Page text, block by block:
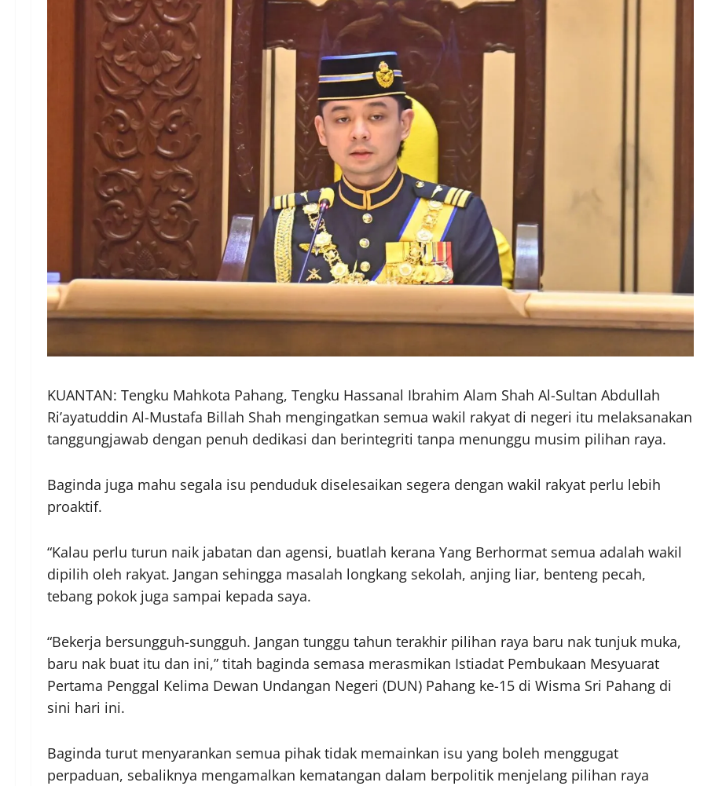
KUANTAN: Tengku Mahkota Pahang, Tengku Hassanal Ibrahim Alam Shah Al-Sultan Abdullah
Ri’ayatuddin Al-Mustafa Billah Shah mengingatkan semua wakil rakyat di negeri itu melaksanakan
tanggungjawab dengan penuh dedikasi dan berintegriti tanpa menunggu musim pilihan raya.
Baginda juga mahu segala isu penduduk diselesaikan segera dengan wakil rakyat perlu lebih
proaktif.
“Kalau perlu turun naik jabatan dan agensi, buatlah kerana Yang Berhormat semua adalah wakil
dipilih oleh rakyat. Jangan sehingga masalah longkang sekolah, anjing liar, benteng pecah,
tebang pokok juga sampai kepada saya.
“Bekerja bersungguh-sungguh. Jangan tunggu tahun terakhir pilihan raya baru nak tunjuk muka,
baru nak buat itu dan ini,” titah baginda semasa merasmikan Istiadat Pembukaan Mesyuarat
Pertama Penggal Kelima Dewan Undangan Negeri (DUN) Pahang ke-15 di Wisma Sri Pahang di
sini hari ini.
Baginda turut menyarankan semua pihak tidak memainkan isu yang boleh menggugat
perpaduan, sebaliknya mengamalkan kematangan dalam berpolitik menjelang pilihan raya